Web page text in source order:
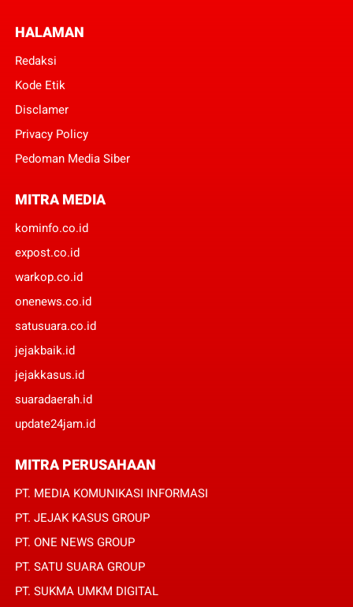
HALAMAN
Redaksi
Kode Etik
Disclamer
Privacy Policy
Pedoman Media Siber
MITRA MEDIA
kominfo.co.id
expost.co.id
warkop.co.id
onenews.co.id
satusuara.co.id
jejakbaik.id
jejakkasus.id
suaradaerah.id
update24jam.id
MITRA PERUSAHAAN
PT. MEDIA KOMUNIKASI INFORMASI
PT. JEJAK KASUS GROUP
PT. ONE NEWS GROUP
PT. SATU SUARA GROUP
PT. SUKMA UMKM DIGITAL